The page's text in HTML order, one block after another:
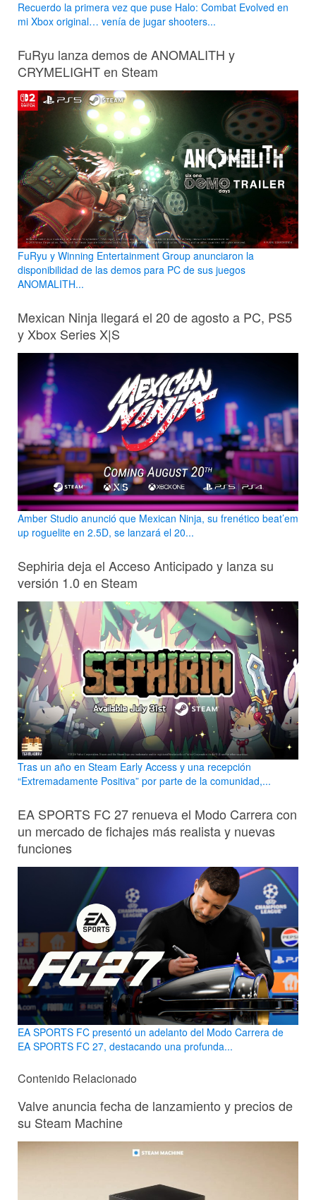
Recuerdo la primera vez que puse Halo: Combat Evolved en
mi Xbox original… venía de jugar shooters...
FuRyu lanza demos de ANOMALITH y
CRYMELIGHT en Steam
FuRyu y Winning Entertainment Group anunciaron la
disponibilidad de las demos para PC de sus juegos
ANOMALITH...
Mexican Ninja llegará el 20 de agosto a PC, PS5
y Xbox Series X|S
Amber Studio anunció que Mexican Ninja, su frenético beat’em
up roguelite en 2.5D, se lanzará el 20...
Sephiria deja el Acceso Anticipado y lanza su
versión 1.0 en Steam
Tras un año en Steam Early Access y una recepción
“Extremadamente Positiva” por parte de la comunidad,...
EA SPORTS FC 27 renueva el Modo Carrera con
un mercado de fichajes más realista y nuevas
funciones
EA SPORTS FC presentó un adelanto del Modo Carrera de
EA SPORTS FC 27, destacando una profunda...
Contenido Relacionado
Valve anuncia fecha de lanzamiento y precios de
su Steam Machine